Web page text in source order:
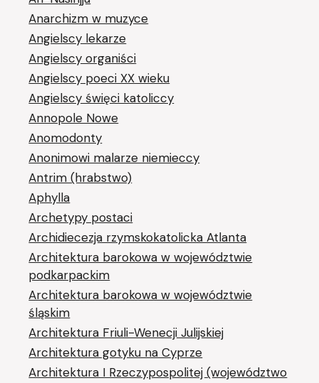
Anarchizm w muzyce
Angielscy lekarze
Angielscy organiści
Angielscy poeci XX wieku
Angielscy święci katoliccy
Annopole Nowe
Anomodonty
Anonimowi malarze niemieccy
Antrim (hrabstwo)
Aphylla
Archetypy postaci
Archidiecezja rzymskokatolicka Atlanta
Architektura barokowa w województwie
podkarpackim
Architektura barokowa w województwie
śląskim
Architektura Friuli-Wenecji Julijskiej
Architektura gotyku na Cyprze
Architektura I Rzeczypospolitej (województwo